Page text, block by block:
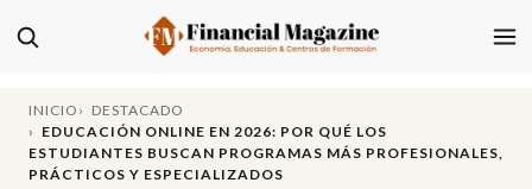
INICIO
DESTACADO
EDUCACIÓN ONLINE EN 2026: POR QUÉ LOS
ESTUDIANTES BUSCAN PROGRAMAS MÁS PROFESIONALES,
PRÁCTICOS Y ESPECIALIZADOS